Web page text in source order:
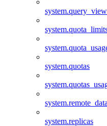
system.quotas
system.replicas